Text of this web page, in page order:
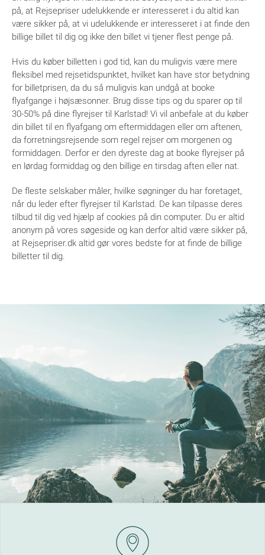
på, at Rejsepriser udelukkende er interesseret i du altid kan
være sikker på, at vi udelukkende er interesseret i at finde den
billige billet til dig og ikke den billet vi tjener flest penge på.
Hvis du køber billetten i god tid, kan du muligvis være mere
fleksibel med rejsetidspunktet, hvilket kan have stor betydning
for billetprisen, da du så muligvis kan undgå at booke
flyafgange i højsæsonner. Brug disse tips og du sparer op til
30-50% på dine flyrejser til Karlstad! Vi vil anbefale at du køber
din billet til en flyafgang om eftermiddagen eller om aftenen,
da forretningsrejsende som regel rejser om morgenen og
formiddagen. Derfor er den dyreste dag at booke flyrejser på
en lørdag formiddag og den billige en tirsdag aften eller nat.
De fleste selskaber måler, hvilke søgninger du har foretaget,
når du leder efter flyrejser til Karlstad. De kan tilpasse deres
tilbud til dig ved hjælp af cookies på din computer. Du er altid
anonym på vores søgeside og kan derfor altid være sikker på,
at Rejsepriser.dk altid gør vores bedste for at finde de billige
billetter til dig.